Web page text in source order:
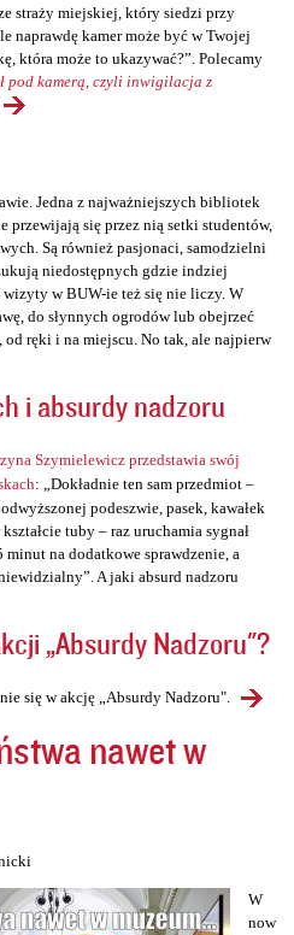
straży miejskiej, który siedzi przy
naprawdę kamer może być w Twojej
która może to ukazywać?”. Polecamy
pod kamerą, czyli inwigilacja z
Jedna z najważniejszych bibliotek
się przez nią setki studentów,
Są również pasjonaci, samodzielni
niedostępnych gdzie indziej
w BUW-ie też się nie liczy. W
do słynnych ogrodów lub obejrzeć
ręki i na miejscu. No tak, ale najpierw
i absurdy nadzoru
Szymielewicz przedstawia swój
: „Dokładnie ten sam przedmiot –
podeszwie, pasek, kawałek
tuby – raz uruchamia sygnał
minut na dodatkowe sprawdzenie, a
A jaki absurd nadzoru
„Absurdy Nadzoru"?
się w akcję „Absurdy Nadzoru".
nawet w
W
now